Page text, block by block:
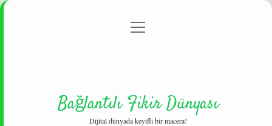
Gizlilik Politikası
menüyü
Bağlantılı Fikir Dünyası
Dijital dünyada keyifli bir macera!